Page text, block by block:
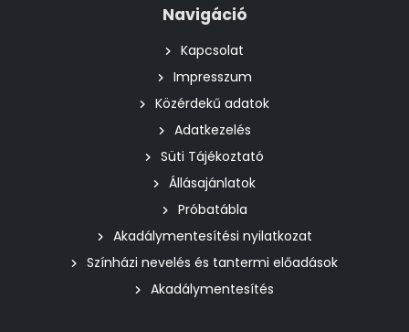
Navigáció
Kapcsolat
Impresszum
Közérdekű adatok
Adatkezelés
Süti Tájékoztató
Állásajánlatok
Próbatábla
Akadálymentesítési nyilatkozat
Színházi nevelés és tantermi előadások
Akadálymentesítés